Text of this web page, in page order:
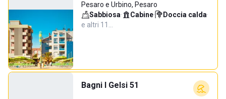
Pesaro e Urbino, Pesaro
Sabbiosa· Cabine· Doccia calda·
e altri 11…
Bagni I Gelsi 51